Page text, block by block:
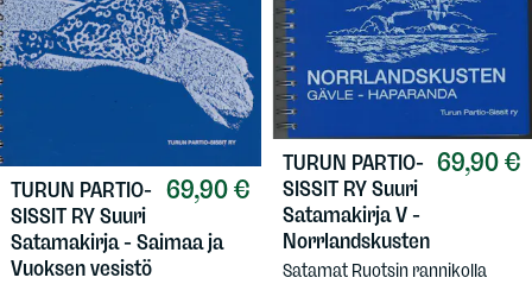
69,90 €
TURUN PARTIO-
SISSIT RYSuuri
Satamakirja - Saimaa ja
Vuoksen vesistö
69,90 €
TURUN PARTIO-
SISSIT RYSuuri
Satamakirja V -
Norrlandskusten
Satamat Ruotsin rannikolla